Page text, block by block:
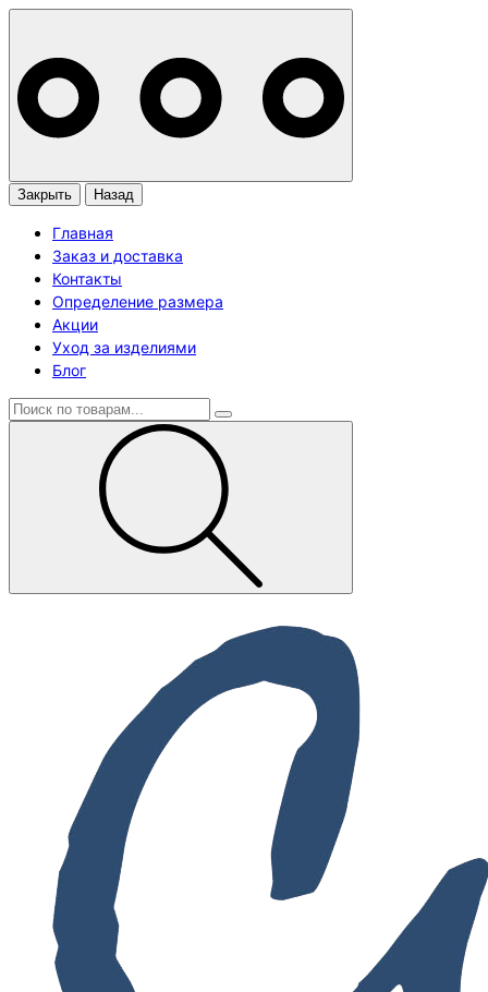
Закрыть Назад
Главная
Заказ и доставка
Контакты
Определение размера
Акции
Уход за изделиями
Блог